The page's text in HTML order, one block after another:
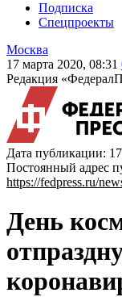
Подписка
Спецпроекты
Москва
17 марта 2020, 08:31
Редакция
Дата публикации:
Постоянный адрес
https://fedpress.ru/
День